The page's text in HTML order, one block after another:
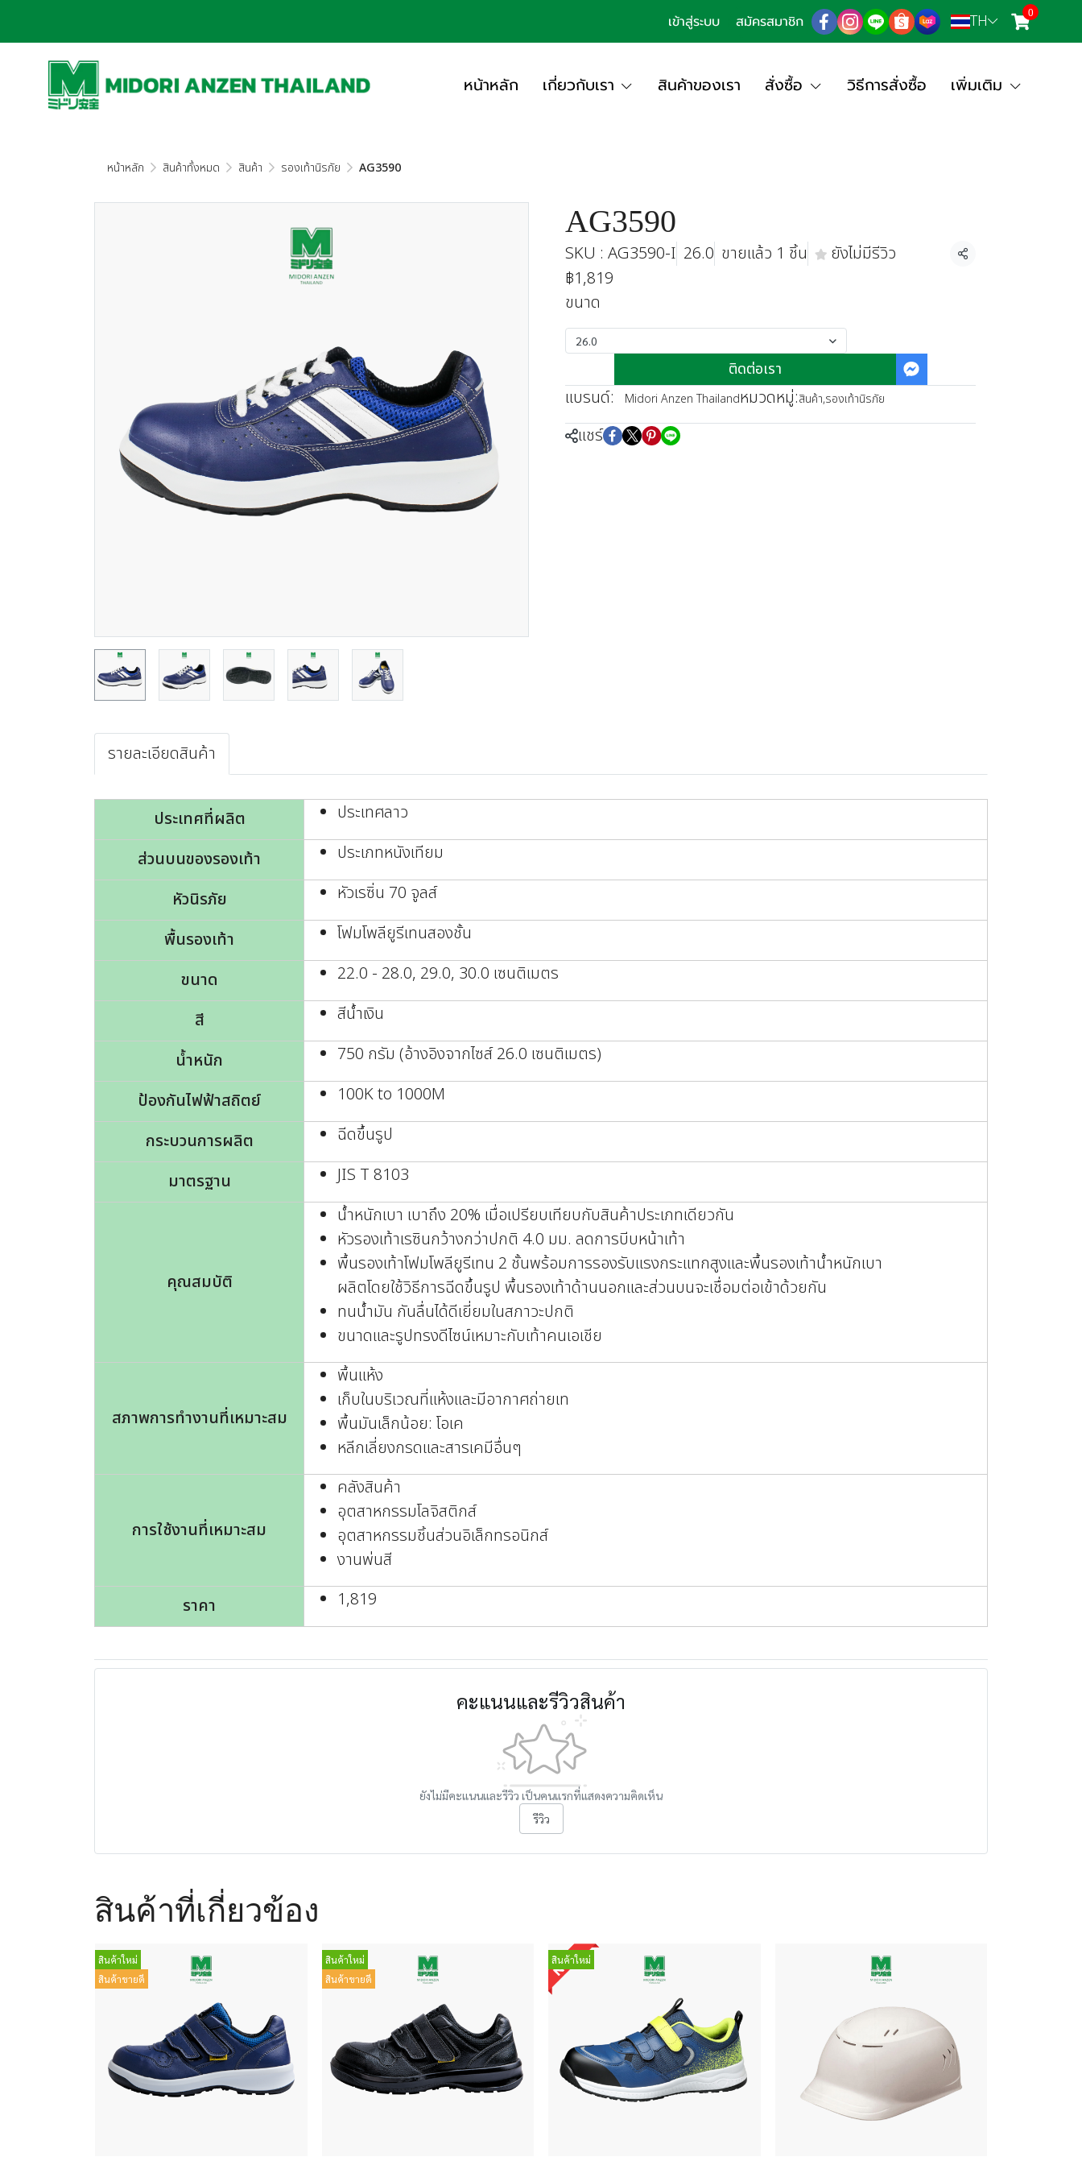
เข้าสู่ระบบ สมัครสมาชิก TH 0
หน้าหลัก เกี่ยวกับเรา สินค้าของเรา สั่งซื้อ วิธีการสั่งซื้อ เพิ่มเติม
หน้าหลัก สินค้าทั้งหมด สินค้า รองเท้านิรภัย AG3590
AG3590
SKU : AG3590-I 26.0 ขายแล้ว 1 ชิ้น ยังไม่มีรีวิว แชร์
฿1,819
ขนาด
26.0
ติดต่อเรา
แบรนด์: Midori Anzen Thailandหมวดหมู่:สินค้า,รองเท้านิรภัย
แชร์
รายละเอียดสินค้า
ประเทศที่ผลิต
ประเทศลาว
ส่วนบนของรองเท้า
ประเภทหนังเทียม
หัวนิรภัย
หัวเรซิ่น 70 จูลส์
พื้นรองเท้า
โฟมโพลียูรีเทนสองชั้น
ขนาด
22.0 - 28.0, 29.0, 30.0 เซนติเมตร
สี
สีน้ำเงิน
น้ำหนัก
750 กรัม (อ้างอิงจากไซส์ 26.0 เซนติเมตร)
ป้องกันไฟฟ้าสถิตย์
100K to 1000M
กระบวนการผลิต
ฉีดขึ้นรูป
มาตรฐาน
JIS T 8103
คุณสมบัติ
น้ำหนักเบา เบาถึง 20% เมื่อเปรียบเทียบกับสินค้าประเภทเดียวกัน
หัวรองเท้าเรซินกว้างกว่าปกติ 4.0 มม. ลดการบีบหน้าเท้า
พื้นรองเท้าโฟมโพลียูรีเทน 2 ชั้นพร้อมการรองรับแรงกระแทกสูงและพื้นรองเท้าน้ำหนักเบา
ผลิตโดยใช้วิธีการฉีดขึ้นรูป พื้นรองเท้าด้านนอกและส่วนบนจะเชื่อมต่อเข้าด้วยกัน
ทนน้ำมัน กันลื่นได้ดีเยี่ยมในสภาวะปกติ
ขนาดและรูปทรงดีไซน์เหมาะกับเท้าคนเอเชีย
สภาพการทำงานที่เหมาะสม
พื้นแห้ง
เก็บในบริเวณที่แห้งและมีอากาศถ่ายเท
พื้นมันเล็กน้อย: โอเค
หลีกเลี่ยงกรดและสารเคมีอื่นๆ
การใช้งานที่เหมาะสม
คลังสินค้า
อุตสาหกรรมโลจิสติกส์
อุตสาหกรรมชิ้นส่วนอิเล็กทรอนิกส์
งานพ่นสี
ราคา
1,819
คะแนนและรีวิวสินค้า
ยังไม่มีคะแนนและรีวิว เป็นคนแรกที่แสดงความคิดเห็น
รีวิว
สินค้าที่เกี่ยวข้อง
สินค้าใหม่
สินค้าขายดี
สินค้าใหม่
สินค้าขายดี
สินค้าใหม่